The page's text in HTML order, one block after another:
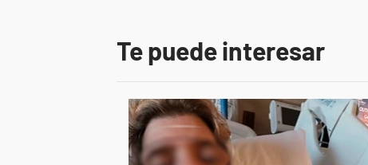
Te puede interesar